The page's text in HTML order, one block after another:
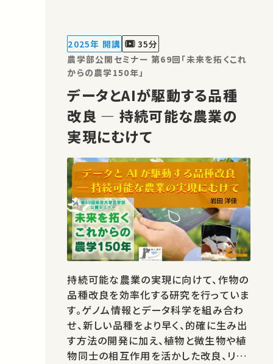
2025年 開講
35分
農学部公開セミナー 第69回「未来を拓くこれ
からの農学150年」
データとAIが駆動する品種
改良 ― 持続可能な農業の
実現にむけて
持続可能な農業の実現に向けて、作物の
品種改良を効率化する研究を行っていま
す。ゲノム情報とデータ科学を組み合わ
せ、新しい品種をより早く、的確に生み出
す方法の開発に加え、植物と微生物や植
物同士の相互作用を活かした改良、リモ